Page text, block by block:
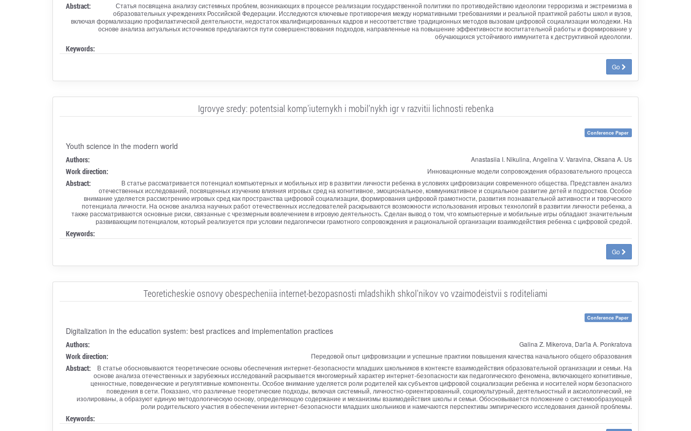
Abstract:
Статья посвящена анализу системных проблем, возникающих в процессе реализации государственной политики по противодействию идеологии терроризма и экстремизма в
образовательных учреждениях Российской Федерации. Исследуются ключевые противоречия между нормативными требованиями и реальной практикой работы школ и вузов,
включая формализацию профилактической деятельности, недостаток квалифицированных кадров и несоответствие традиционных методов вызовам цифровой социализации молодежи. На
основе анализа актуальных источников предлагаются пути совершенствования подходов, направленные на повышение эффективности воспитательной работы и формирование у
обучающихся устойчивого иммунитета к деструктивной идеологии.
Keywords:
Go
Igrovye sredy: potentsial komp'iuternykh i mobil'nykh igr v razvitii lichnosti rebenka
Conference Paper
Youth science in the modern world
Authors: Anastasiia I. Nikulina, Angelina V. Varavina, Oksana A. Us
Work direction: Инновационные модели сопровождения образовательного процесса
Abstract:
В статье рассматривается потенциал компьютерных и мобильных игр в развитии личности ребенка в условиях цифровизации современного общества. Представлен анализ
отечественных исследований, посвященных изучению влияния игровых сред на когнитивное, эмоциональное, коммуникативное и социальное развитие детей и подростков. Особое
внимание уделяется рассмотрению игровых сред как пространства цифровой социализации, формирования цифровой грамотности, развития познавательной активности и творческого
потенциала личности. На основе анализа научных работ отечественных исследователей раскрываются возможности использования игровых технологий в развитии личности ребенка, а
также рассматриваются основные риски, связанные с чрезмерным вовлечением в игровую деятельность. Сделан вывод о том, что компьютерные и мобильные игры обладают значительным
развивающим потенциалом, который реализуется при условии педагогически грамотного сопровождения и рациональной организации взаимодействия ребенка с цифровой средой.
Keywords:
Go
Teoreticheskie osnovy obespecheniia internet-bezopasnosti mladshikh shkol'nikov vo vzaimodeistvii s roditeliami
Conference Paper
Digitalization in the education system: best practices and implementation practices
Authors: Galina Z. Mikerova, Dar'ia A. Ponkratova
Work direction: Передовой опыт цифровизации и успешные практики повышения качества начального общего образования
Abstract:
В статье обосновываются теоретические основы обеспечения интернет-безопасности младших школьников в контексте взаимодействия образовательной организации и семьи. На
основе анализа отечественных и зарубежных исследований раскрывается многомерный характер интернет-безопасности как педагогического феномена, включающего когнитивные,
ценностные, поведенческие и регулятивные компоненты. Особое внимание уделяется роли родителей как субъектов цифровой социализации ребенка и носителей норм безопасного
поведения в сети. Показано, что различные теоретические подходы, включая системный, личностно-ориентированный, социокультурный, деятельностный и аксиологический, не
изолированы, а образуют единую методологическую основу, определяющую содержание и механизмы взаимодействия школы и семьи. Обосновывается положение о системообразующей
роли родительского участия в обеспечении интернет-безопасности младших школьников и намечаются перспективы эмпирического исследования данной проблемы.
Keywords: